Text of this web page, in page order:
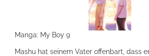
Manga: My Boy 9
Mashu hat seinem Vater offenbart, dass